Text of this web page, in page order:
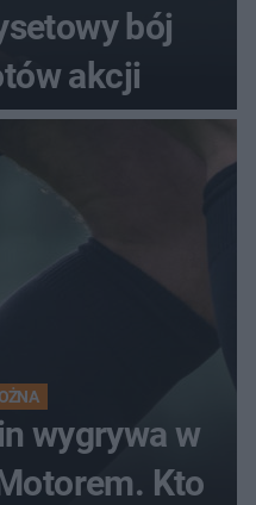
bój
akcji
wygrywa w
Kto